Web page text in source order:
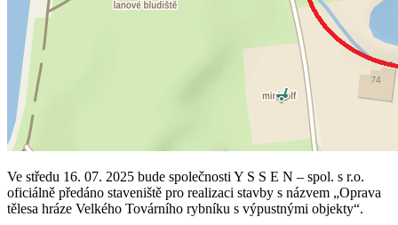
Ve středu 16. 07. 2025 bude společnosti Y S S E N – spol. s r.o.
oficiálně předáno staveniště pro realizaci stavby s názvem „Oprava
tělesa hráze Velkého Továrního rybníku s výpustnými objekty“.